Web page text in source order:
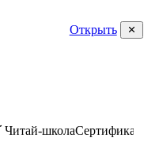
Открыть
Читай-школаСертификаты